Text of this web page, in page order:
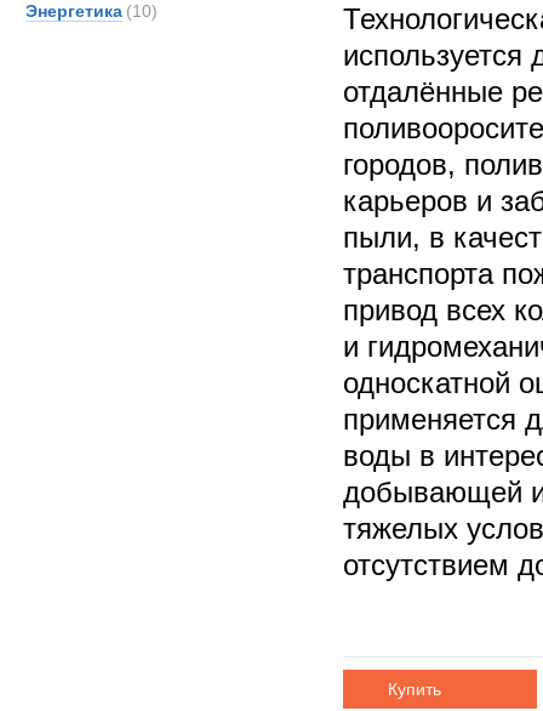
Энергетика (10)
используется
отдалённые
городов,
карьеров и
пыли, в
транспорта
привод всех
и
односкатной
применяется
воды в
добывающей
тяжелых
отсутствием
Купить